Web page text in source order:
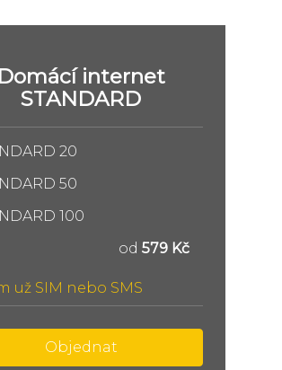
Domácí internet
STANDARD
20
50
100
od 579 Kč
už SIM nebo SMS
Objednat